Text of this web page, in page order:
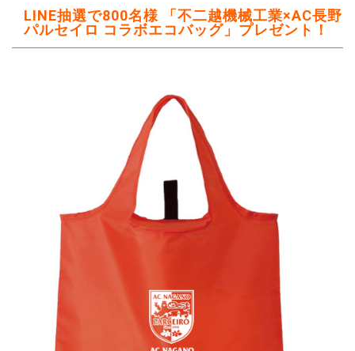
LINE抽選で800名様 「不二越機械工業×AC長野
パルセイロ コラボエコバッグ」プレゼント！